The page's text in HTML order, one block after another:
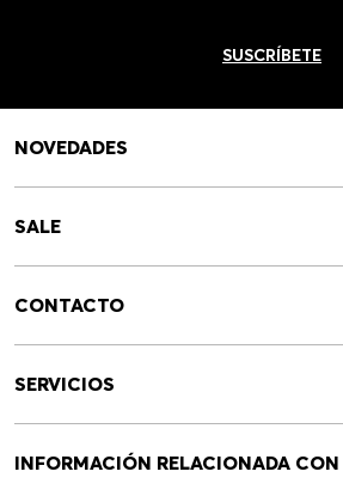
SUSCRÍBETE
NOVEDADES
SALE
CONTACTO
SERVICIOS
INFORMACIÓN RELACIONADA